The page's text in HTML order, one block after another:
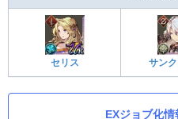
セリス サン
EXジョブ化